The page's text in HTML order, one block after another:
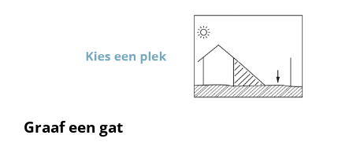
Graaf een gat